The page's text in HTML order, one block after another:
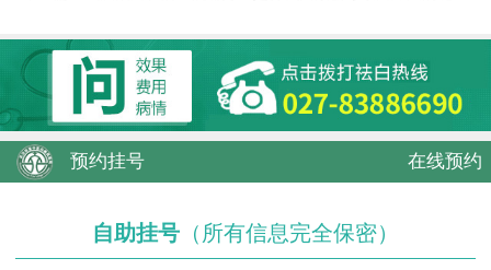
预约挂号 在线预约
自助挂号 （所有信息完全保密）